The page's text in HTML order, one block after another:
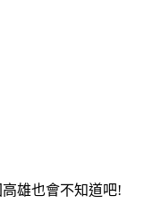
雄也會不知道吧!